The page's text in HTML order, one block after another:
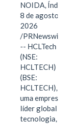
NOIDA, Índia,
8 de agosto de
2026
/PRNewswire/
-- HCLTech
(NSE:
HCLTECH)
(BSE:
HCLTECH),
uma empresa
líder global em
tecnologia, foi